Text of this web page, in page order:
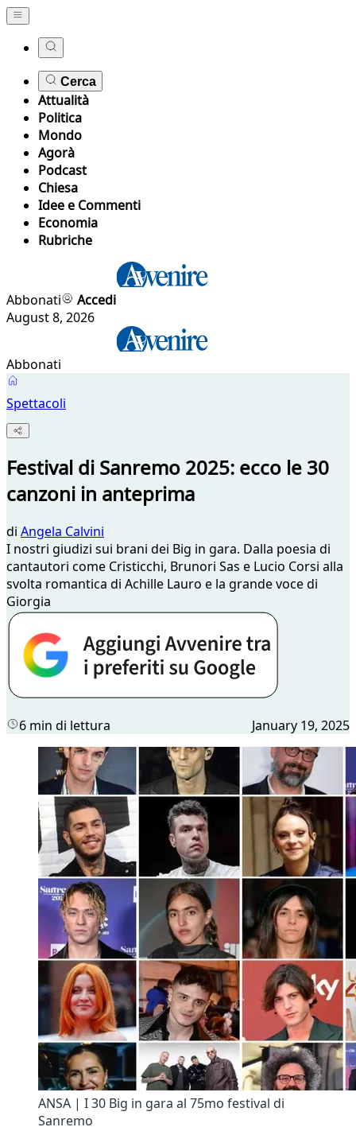
Cerca
Attualità
Politica
Mondo
Agorà
Podcast
Chiesa
Idee e Commenti
Economia
Rubriche
Abbonati
Accedi
August 8, 2026
Abbonati
Spettacoli
Festival di Sanremo 2025: ecco le 30
canzoni in anteprima
di Angela Calvini
I nostri giudizi sui brani dei Big in gara. Dalla poesia di
cantautori come Cristicchi, Brunori Sas e Lucio Corsi alla
svolta romantica di Achille Lauro e la grande voce di
Giorgia
6 min di lettura January 19, 2025
ANSA | I 30 Big in gara al 75mo festival di
Sanremo